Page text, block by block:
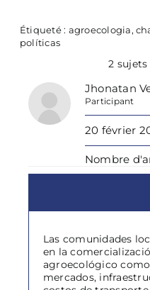
Étiqueté : agroecologia,
políticas
2 sujets
Jhonatan
Participant
20 février
Nombre
Las comunidades
en la
agroecológico
mercados,